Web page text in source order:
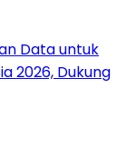
Data untuk
2026, Dukung